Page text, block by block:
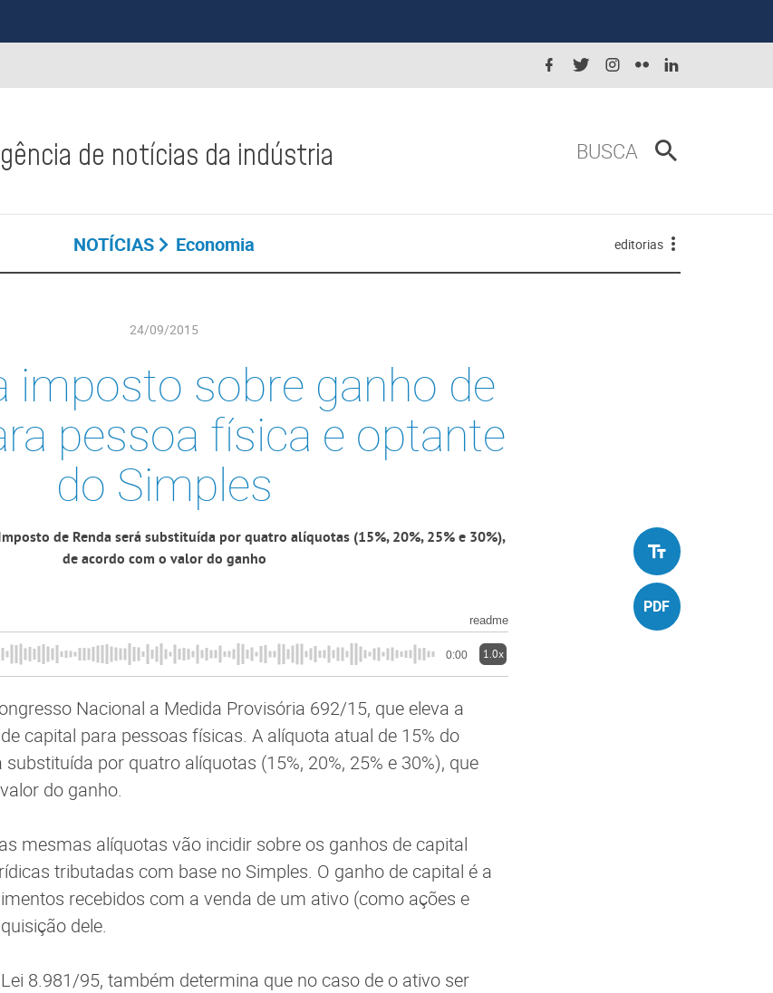
de notícias da indústria BUSCA
NOTÍCIAS Economia editorias
24/09/2015
imposto sobre ganho de
pessoa física e optante
do Simples
de Renda será substituída por quatro alíquotas (15%, 20%, 25% e 30%),
de acordo com o valor do ganho
readme
0:00 1.0x
Nacional a Medida Provisória 692/15, que eleva a
capital para pessoas físicas. A alíquota atual de 15% do
por quatro alíquotas (15%, 20%, 25% e 30%), que
do ganho.
mesmas alíquotas vão incidir sobre os ganhos de capital
tributadas com base no Simples. O ganho de capital é a
recebidos com a venda de um ativo (como ações e
dele.
8.981/95, também determina que no caso de o ativo ser